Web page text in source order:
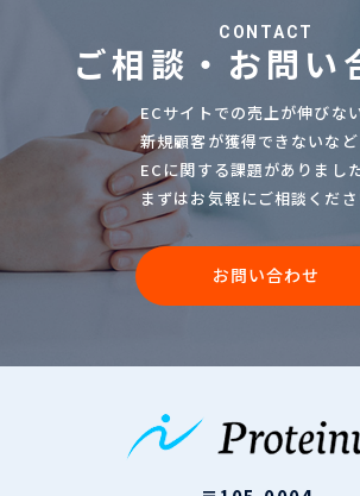
CONTACT
ご相談・お問い
ECサイトでの売上が伸びない
新規顧客が獲得できないなど
ECに関する課題がありまし
まずはお気軽にご相談くだ
お問い合わせ